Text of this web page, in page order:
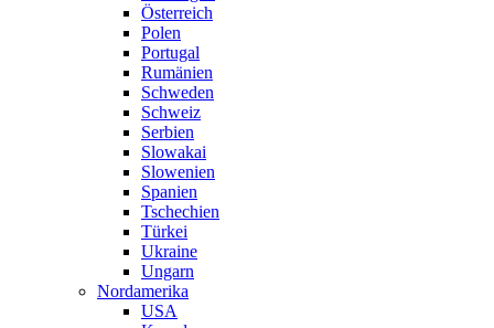
Österreich
Polen
Portugal
Rumänien
Schweden
Schweiz
Serbien
Slowakai
Slowenien
Spanien
Tschechien
Türkei
Ukraine
Ungarn
Nordamerika
USA